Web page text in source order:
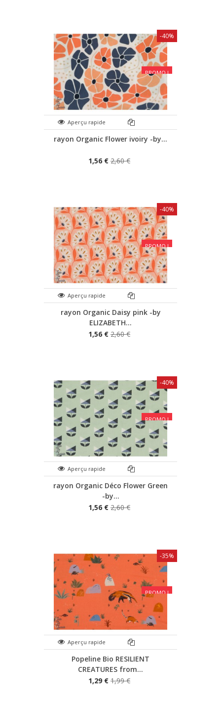
PROMO !
Aperçu rapide
rayon Organic Flower ivoiry -by...
1,56 € 2,60 €
-40%
PROMO !
Aperçu rapide
rayon Organic Daisy pink -by
ELIZABETH...
1,56 € 2,60 €
-40%
PROMO !
Aperçu rapide
rayon Organic Déco Flower Green
-by...
1,56 € 2,60 €
-40%
PROMO !
Aperçu rapide
Popeline Bio RESILIENT
CREATURES from...
1,29 € 1,99 €
-35%